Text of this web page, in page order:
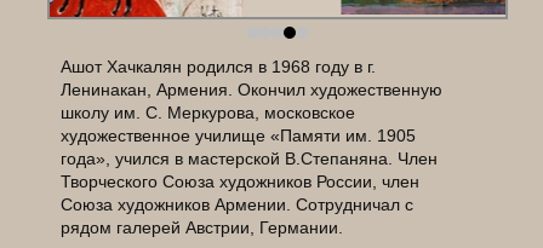
Ашот Хачкалян родился в 1968 году в г.
Ленинакан, Армения. Окончил художественную
школу им. С. Меркурова, московское
художественное училище «Памяти им. 1905
года», учился в мастерской В.Степаняна. Член
Творческого Союза художников России, член
Союза художников Армении. Сотрудничал с
рядом галерей Австрии, Германии.